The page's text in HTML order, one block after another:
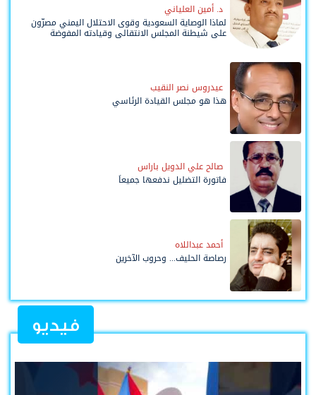
د. أمين العلياني
لماذا الوصاية السعودية وقوى الاحتلال اليمني مصرّون
على شيطنة المجلس الانتقالي وقيادته المفوضة
وحواضنه الشعبية؟
عيدروس نصر النقيب
هذا هو مجلس القيادة الرئاسي
صالح علي الدويل باراس
فاتورة التضليل ندفعها جميعاً
أحمد عبداللاه
رصاصة الحليف... وحروب الآخرين
فيديو